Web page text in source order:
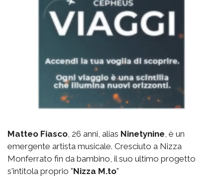
Matteo Fiasco , 26 anni, alias Ninetynine , è un
emergente artista musicale. Cresciuto a Nizza
Monferrato fin da bambino, il suo ultimo progetto
s'intitola proprio "Nizza M.to"